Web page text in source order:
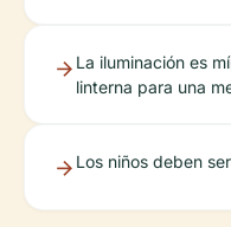
La iluminación es
linterna para una
Los niños deben